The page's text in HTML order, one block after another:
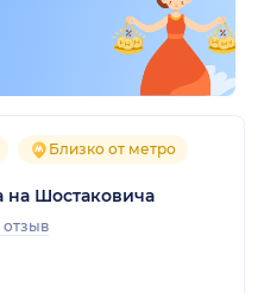
Близко от метро
на Шостаковича
отзыв